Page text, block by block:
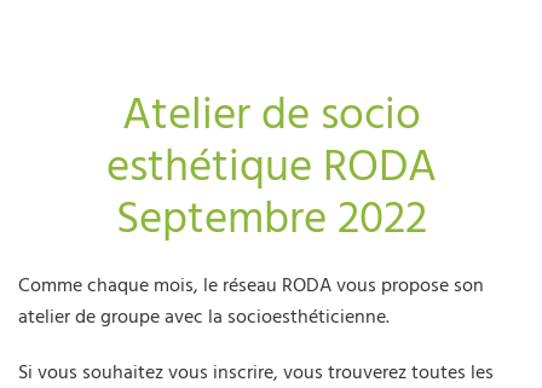
Atelier de socio
esthétique RODA
Septembre 2022
Comme chaque mois, le réseau RODA vous propose son
atelier de groupe avec la socioesthéticienne.
Si vous souhaitez vous inscrire, vous trouverez toutes les